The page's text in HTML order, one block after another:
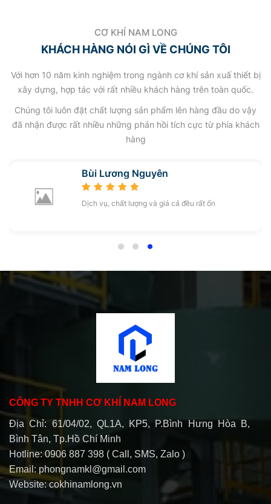
CƠ KHÍ NAM LONG
KHÁCH HÀNG NÓI GÌ VỀ CHÚNG TÔI
Với hơn 10 năm kinh nghiệm trong ngành cơ khí sản xuấ thiết bị
xây dựng, hợp tác với rất nhiều khách hàng trên toàn quốc.
Chúng tôi luôn đặt chất lượng sản phẩm lên hàng đầu do vậy
đã nhận được rất nhiều những phản hồi tích cực từ phía khách
hàng
Bùi Lương Nguyên
Dịch vụ, chất lượng và giá cả đều rất ổn
CÔNG TY TNHH CƠ KHÍ NAM LONG
Địa Chỉ: 61/04/02, QL1A, KP5, P.Bình Hưng Hòa B,
Bình Tân, Tp.Hồ Chí Minh
Hotline: 0906 887 398 ( Call, SMS, Zalo )
Email: phongnamkl@gmail.com
Website: cokhinamlong.vn